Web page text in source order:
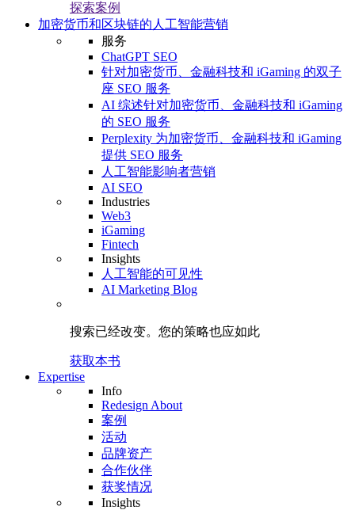
探索案例
加密货币和区块链的人工智能营销
服务
ChatGPT SEO
针对加密货币、金融科技和 iGaming 的双子
座 SEO 服务
AI 综述针对加密货币、金融科技和 iGaming
的 SEO 服务
Perplexity 为加密货币、金融科技和 iGaming
提供 SEO 服务
人工智能影响者营销
AI SEO
Industries
Web3
iGaming
Fintech
Insights
人工智能的可见性
AI Marketing Blog
搜索已经改变。 您的策略也应如此
获取本书
Expertise
Info
Redesign About
案例
活动
品牌资产
合作伙伴
获奖情况
Insights